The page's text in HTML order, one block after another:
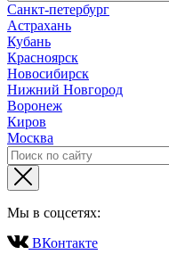
Санкт-петербург
Астрахань
Кубань
Красноярск
Новосибирск
Нижний Новгород
Воронеж
Киров
Москва
Мы в соцсетях:
ВКонтакте